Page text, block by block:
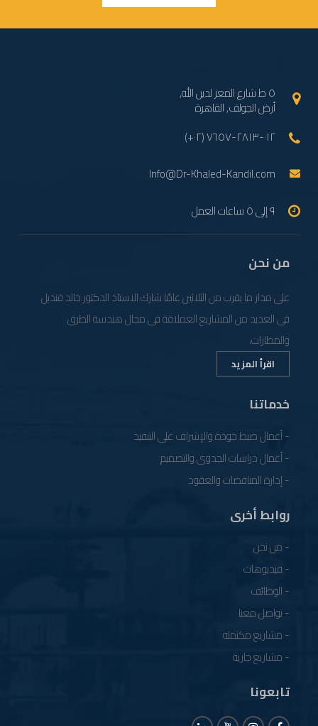
٥ ط شارع المعز لدين الله,
أرض الجولف, القاهرة
(+٠٢) ٠١٢-٢٨١٣-٧٦٥٧
Info@Dr-Khaled-Kandil.com
٩ إلى ٥ ساعات العمل
من نحن
على مدار ما يقرب من الثلاثين عامًا شارك الاستاذ الدكتور خالد قنديل
فى العديد من المشاريع العملاقة فى مجال هندسة الطرق
والمطارات،
اقرأ المزيد
خدماتنا
- أعمال ضبط جودة والإشراف على التنفيذ
- أعمال دراسات الجدوى والتصميم
- إدارة المناقصات والعقود
روابط أخرى
- من نحن
- فيديوهات
- الوظائف
- تواصل معنا
- مشاريع مكتمله
- مشاريع جارية
تابعونا